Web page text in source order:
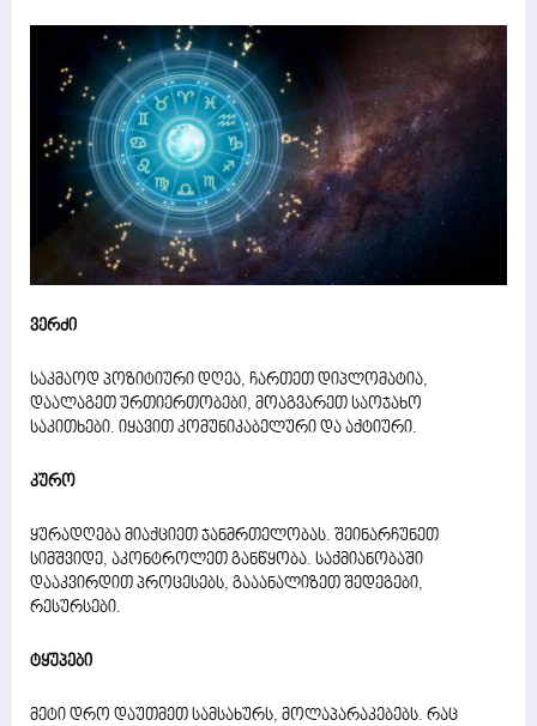
ვერძი
საკმაოდ პოზიტიური დღეა, ჩართეთ დიპლომატია,
დაალაგეთ ურთიერთობები, მოაგვარეთ საოჯახო
საკითხები. იყავით კომუნიკაბელური და აქტიური.
კურო
ყურადღება მიაქციეთ ჯანმრთელობას. შეინარჩუნეთ
სიმშვიდე, აკონტროლეთ განწყობა. საქმიანობაში
დააკვირდით პროცესებს, გააანალიზეთ შედეგები,
რესურსები.
ტყუპები
მეტი დრო დაუთმეთ სამსახურს, მოლაპარაკებებს. რაც